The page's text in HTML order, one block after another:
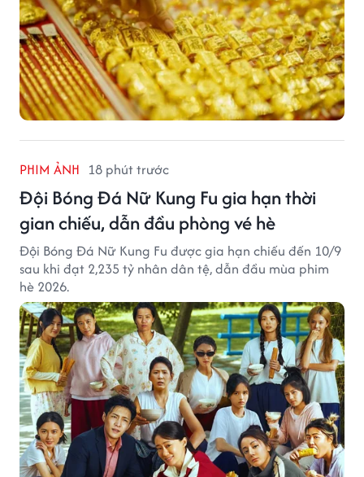
PHIM ẢNH 18 phút trước
Đội Bóng Đá Nữ Kung Fu gia hạn thời
gian chiếu, dẫn đầu phòng vé hè
Đội Bóng Đá Nữ Kung Fu được gia hạn chiếu đến 10/9
sau khi đạt 2,235 tỷ nhân dân tệ, dẫn đầu mùa phim
hè 2026.